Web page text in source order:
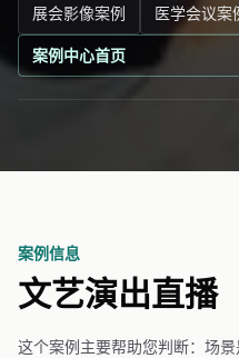
展会影像案例
医学会议案
案例中心首页
案例信息
文艺演出直播
这个案例主要帮助您判断：场